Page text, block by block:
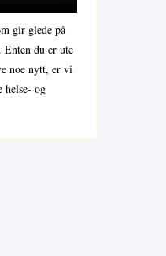
gir glede på
Enten du er ute
noe nytt, er vi
helse- og